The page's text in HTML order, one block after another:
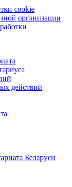
cookie
организации
действий
Беларуси